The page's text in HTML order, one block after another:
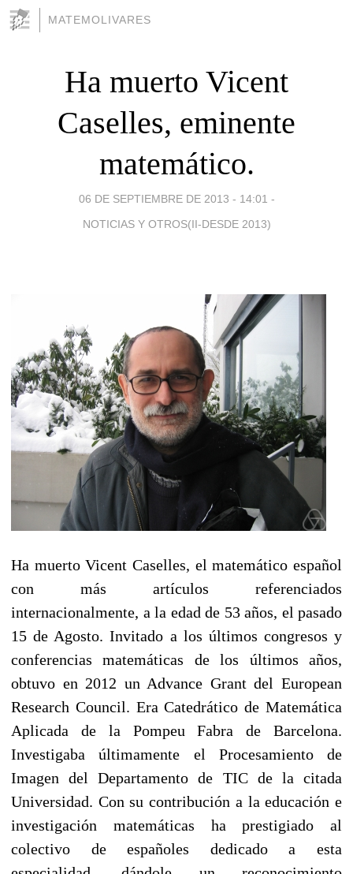
MATEMOLIVARES
Ha muerto Vicent
Caselles, eminente
matemático.
06 DE SEPTIEMBRE DE 2013 - 14:01 -
NOTICIAS Y OTROS(II-DESDE 2013)
Ha muerto Vicent Caselles, el matemático español
con más artículos referenciados
internacionalmente, a la edad de 53 años, el pasado
15 de Agosto. Invitado a los últimos congresos y
conferencias matemáticas de los últimos años,
obtuvo en 2012 un Advance Grant del European
Research Council. Era Catedrático de Matemática
Aplicada de la Pompeu Fabra de Barcelona.
Investigaba últimamente el Procesamiento de
Imagen del Departamento de TIC de la citada
Universidad. Con su contribución a la educación e
investigación matemáticas ha prestigiado al
colectivo de españoles dedicado a esta